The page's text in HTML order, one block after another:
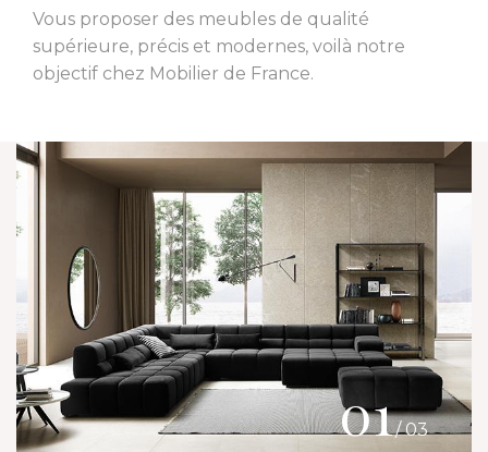
Vous proposer des meubles de qualité
supérieure, précis et modernes, voilà notre
objectif chez Mobilier de France.
01/ 03